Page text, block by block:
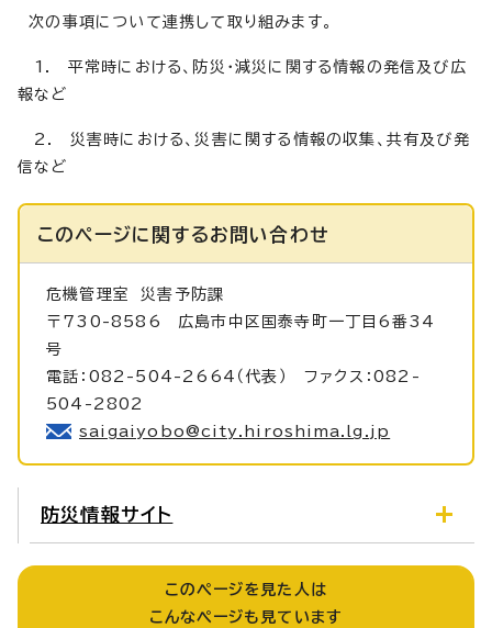
次の事項について連携して取り組みます。
1. 平常時における、防災・減災に関する情報の発信及び広
報など
2. 災害時における、災害に関する情報の収集、共有及び発
信など
このページに関するお問い合わせ
危機管理室 災害予防課
〒730-8586 広島市中区国泰寺町一丁目6番34
号
電話：082-504-2664（代表） ファクス：082-
504-2802
saigaiyobo@city.hiroshima.lg.jp
防災情報サイト
このページを見た人は
こんなページも見ています